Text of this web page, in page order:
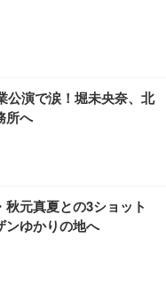
公演で涙！堀未央奈、北
所へ
元真夏との3ショット
ンゆかりの地へ